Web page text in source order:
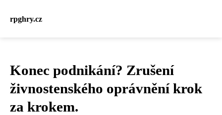
rpghry.cz
Konec podnikání? Zrušení
živnostenského oprávnění krok
za krokem.